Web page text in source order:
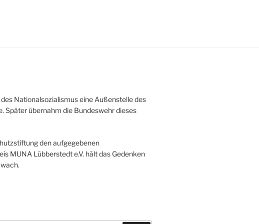
Nationalsozialismus eine Außenstelle des
Später übernahm die Bundeswehr dieses
den aufgegebenen
MUNA Lübberstedt e.V. hält das Gedenken